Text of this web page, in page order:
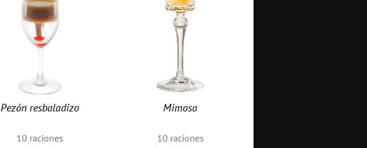
Pezón resbaladizo
10 raciones
Mimosa
10 raciones